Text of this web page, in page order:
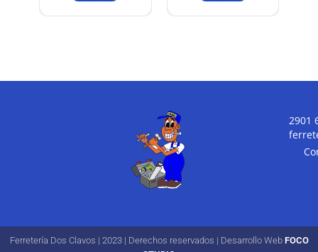
2901
Ferretería Dos Clavos | 2023 | Derechos reservados | Desarrollo Web FOCO